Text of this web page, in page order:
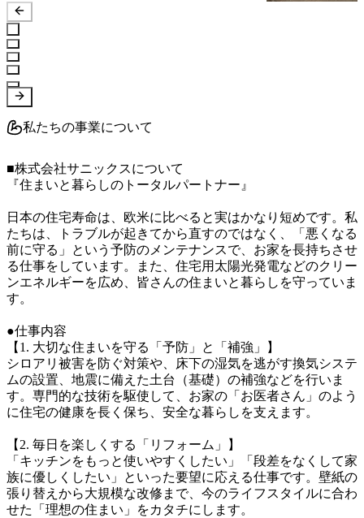
私たちの事業について
■株式会社サニックスについて
『住まいと暮らしのトータルパートナー』
日本の住宅寿命は、欧米に比べると実はかなり短めです。私
たちは、トラブルが起きてから直すのではなく、「悪くなる
前に守る」という予防のメンテナンスで、お家を長持ちさせ
る仕事をしています。また、住宅用太陽光発電などのクリー
ンエネルギーを広め、皆さんの住まいと暮らしを守っていま
す。
●仕事内容
【1. 大切な住まいを守る「予防」と「補強」】
シロアリ被害を防ぐ対策や、床下の湿気を逃がす換気システ
ムの設置、地震に備えた土台（基礎）の補強などを行いま
す。専門的な技術を駆使して、お家の「お医者さん」のよう
に住宅の健康を長く保ち、安全な暮らしを支えます。
【2. 毎日を楽しくする「リフォーム」】
「キッチンをもっと使いやすくしたい」「段差をなくして家
族に優しくしたい」といった要望に応える仕事です。壁紙の
張り替えから大規模な改修まで、今のライフスタイルに合わ
せた「理想の住まい」をカタチにします。